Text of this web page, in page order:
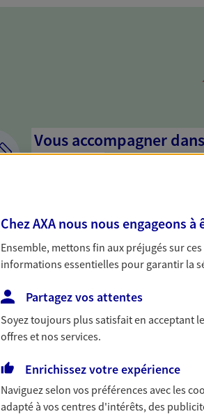
Vous accompagner
confiance
la confiance et la proximité. C'est en
Chez AXA nous nous engageons
Ensemble, mettons fin aux préjugés sur
informations essentielles pour garantir la
Partagez vos attentes
Soyez toujours plus satisfait en acceptant
offres et nos services.
Enrichissez votre expérience
Naviguez selon vos préférences avec les
adapté à vos centres d'intérêts, des